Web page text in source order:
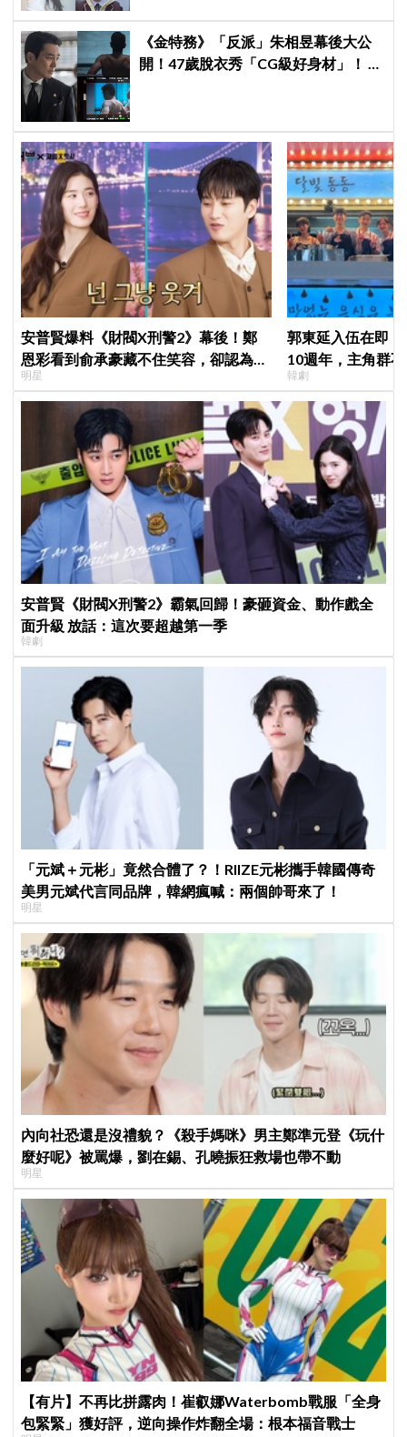
《金特務》「反派」朱相昱幕後大公
開！47歲脫衣秀「CG級好身材」！ 竟
安普賢爆料《財閥X刑警2》幕後！鄭
恩彩看到俞承豪藏不住笑容，卻認為安
普賢只是「搞笑男」
明星
郭東延入伍在即
10週年，主角群
錄製特別節目
韓劇
安普賢《財閥X刑警2》霸氣回歸！豪砸資金、動作戲全
面升級 放話：這次要超越第一季
韓劇
「元斌＋元彬」竟然合體了？！RIIZE元彬攜手韓國傳奇
美男元斌代言同品牌，韓網瘋喊：兩個帥哥來了！
明星
內向社恐還是沒禮貌？《殺手媽咪》男主鄭準元登《玩什
麼好呢》被罵爆，劉在錫、孔曉振狂救場也帶不動
明星
【有片】不再比拼露肉！崔叡娜Waterbomb戰服「全身
包緊緊」獲好評，逆向操作炸翻全場：根本福音戰士